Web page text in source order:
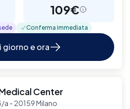
109€
Conferma immediata
giorno e ora
Center
a - 20159 Milano